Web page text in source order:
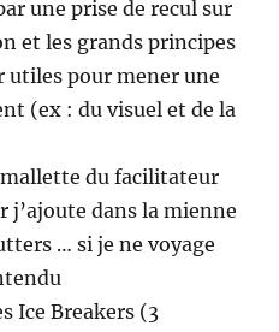
une prise de recul sur
et les grands principes
utiles pour mener une
(ex : du visuel et de la
du facilitateur
j’ajoute dans la mienne
… si je ne voyage
Ice Breakers (3